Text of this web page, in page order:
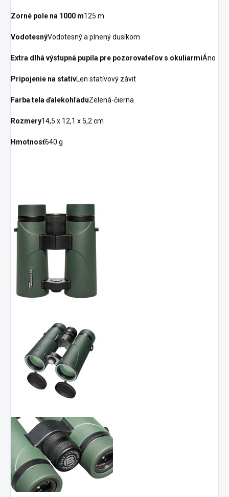
Zorné pole na 1000 m125 m
VodotesnýVodotesný a plnený dusíkom
Extra dlhá výstupná pupila pre pozorovateľov s okuliarmiÁno
Pripojenie na statívLen statívový závit
Farba tela ďalekohľaduZelená-čierna
Rozmery14,5 x 12,1 x 5,2 cm
Hmotnosť640 g